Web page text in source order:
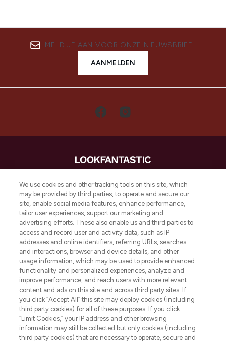
MELD JE AAN VOOR ONZE NIEUWSBRIEF
AANMELDEN
LOOKFANTASTIC is de ultieme online
beautybestemming van Europa, met de
beste huidverzorging, haarproducten en
make-up van meer dan 200 topmerken.
Shop online of via de app, met gratis
verzending vanaf €40.
Cookie-toestemming
Do Not Sell or Share My Personal
Information
HELP & INFORMATIE
BEDRIJFSINFORMATIE
We use cookies and other tracking tools on this site, which
may be provided by third parties, to operate and secure our
site, enable social media features, enhance performance,
tailor user experiences, support our marketing and
advertising efforts. These also enable us and third parties to
access and record user and activity data, such as IP
addresses and online identifiers, referring URLs, searches
and interactions, browser and device details, and other
usage information, which may be used to provide enhanced
functionality and personalized experiences, analyze and
improve performance, and reach users with more relevant
content and ads on this site and across third party sites. If
you click “Accept All” this site may deploy cookies (including
third party cookies) for all of these purposes. If you click
“Limit Cookies,” your IP address and other browsing
information may still be collected but only cookies (including
third party cookies) that are necessary to operate, secure and